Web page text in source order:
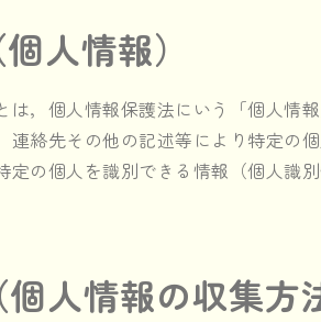
人情報）
は，個人情報保護法にいう「個人
連絡先その他の記述等により特定の
定の個人を識別できる情報（個人識別
人情報の収集方